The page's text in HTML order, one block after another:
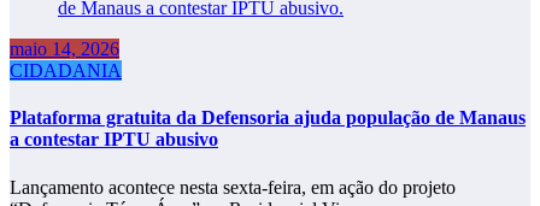
maio 14, 2026
CIDADANIA
Plataforma gratuita da Defensoria ajuda população de Manaus
a contestar IPTU abusivo
Lançamento acontece nesta sexta-feira, em ação do projeto